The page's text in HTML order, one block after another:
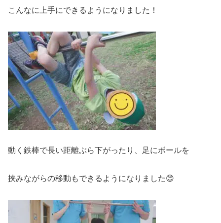
こんなに上手にできるようになりました！
動く鉄棒で長い距離ぶら下がったり、足にボールを
挟みながらの移動もできるようになりました😊